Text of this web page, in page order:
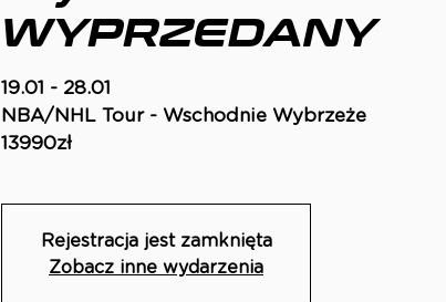
WYPRZEDANY
19.01 - 28.01
NBA/NHL Tour - Wschodnie Wybrzeże
13990zł
Rejestracja jest zamknięta
Zobacz inne wydarzenia